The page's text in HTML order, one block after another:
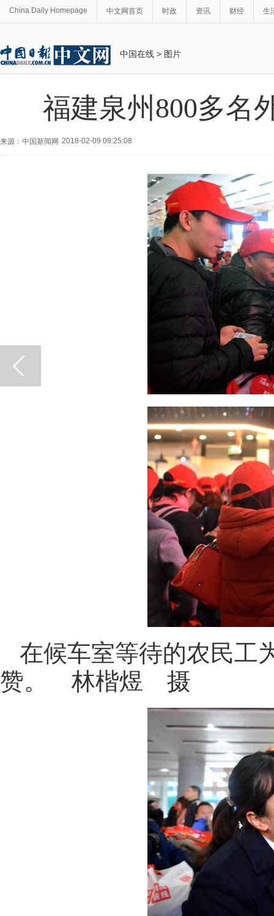
China Daily Homepage 中文网首页 时政 资讯 财经 生
中国在线 > 图片
福建泉州800多名
来源：中国新闻网 2018-02-09 09:25:08
在候车室等待的农民工
赞。 林楷煜 摄